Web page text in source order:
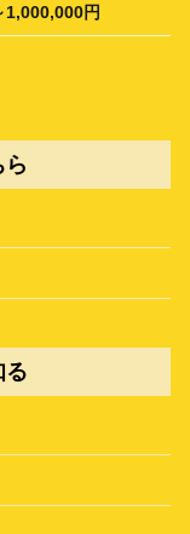
1,000,000円
る